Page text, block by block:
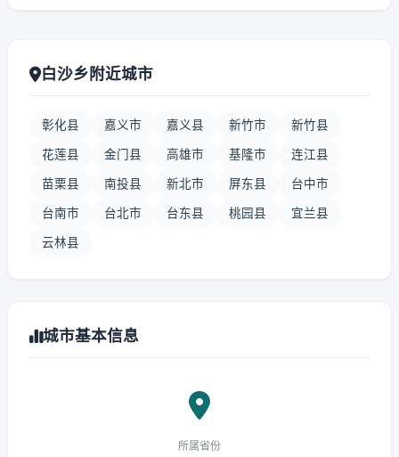
白沙乡附近城市
彰化县 嘉义市 嘉义县 新竹市 新竹县
花莲县 金门县 高雄市 基隆市 连江县
苗栗县 南投县 新北市 屏东县 台中市
台南市 台北市 台东县 桃园县 宜兰县
云林县
城市基本信息
所属省份